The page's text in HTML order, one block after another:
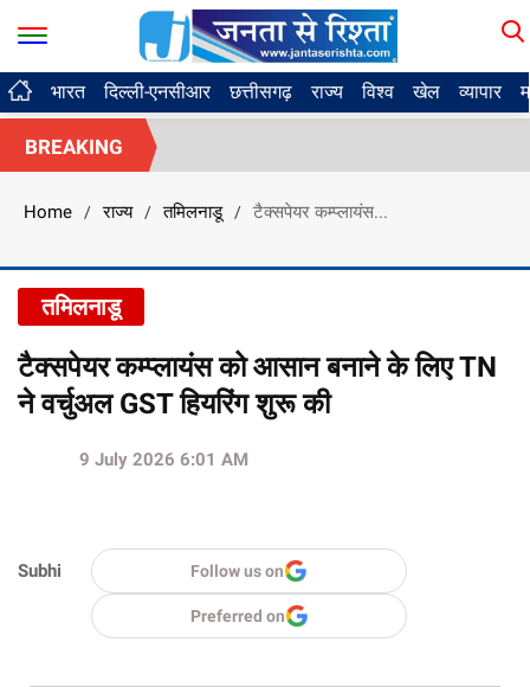
भारत दिल्ली-एनसीआर छत्तीसगढ़ राज्य विश्व खेल व्यापार
BREAKING
Home / राज्य / तमिलनाडू / टैक्सपेयर कम्प्लायंस...
तमिलनाडू
टैक्सपेयर कम्प्लायंस को आसान बनाने के लिए TN
ने वर्चुअल GST हियरिंग शुरू की
Subhi
9 July 2026 6:01 AM
Follow us on
Preferred on